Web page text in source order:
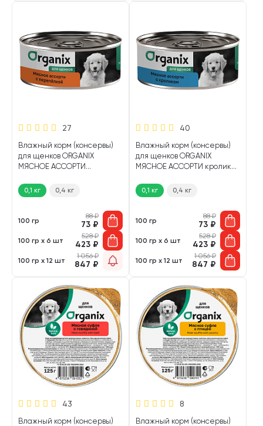
27
Влажный корм (консервы)
для щенков ORGANIX
МЯСНОЕ АССОРТИ
0,1 кг 0,4 кг
100 гр
88₽
73 ₽
100 гр х 6 шт
528₽
423 ₽
100 гр х 12 шт
1 056₽
847 ₽
40
Влажный корм (консервы)
для щенков ORGANIX
МЯСНОЕ АССОРТИ кролик
0,1 кг 0,4 кг
100 гр
88₽
73 ₽
100 гр х 6 шт
528₽
423 ₽
100 гр х 12 шт
1 056₽
847 ₽
43
Влажный корм (консервы)
8
Влажный корм (консервы)